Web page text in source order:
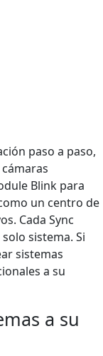
paso a paso,
Blink para
un centro de
Cada Sync
sistema. Si
sistemas
a su
a su